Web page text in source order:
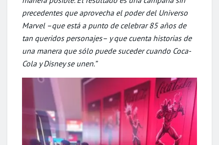
precedentes que aprovecha el poder del Universo
Marvel –que está a punto de celebrar 85 años de
tan queridos personajes– y que cuenta historias de
una manera que sólo puede suceder cuando Coca-
Cola y Disney se unen.”